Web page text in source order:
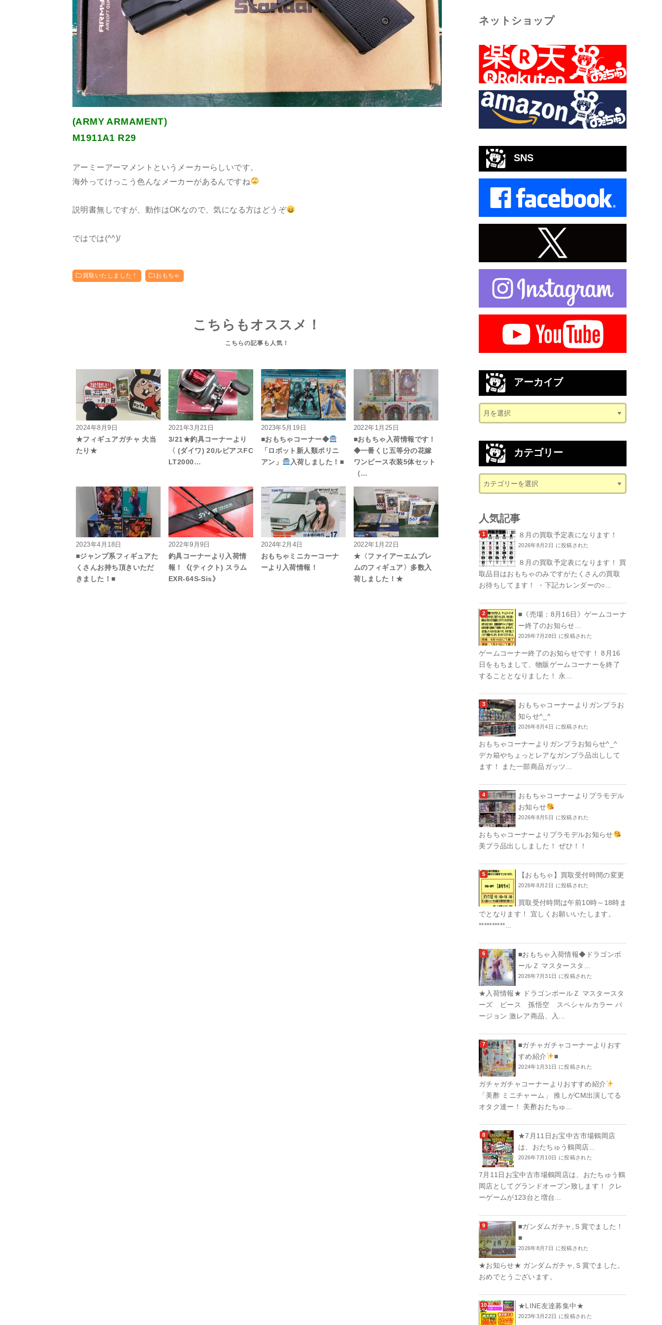
(ARMY ARMAMENT)
M1911A1 R29
アーミーアーマメントというメーカーらしいです。
海外ってけっこう色んなメーカーがあるんですね
説明書無しですが、動作はOKなので、気になる方はどうぞ
ではでは(^^)/
買取いたしました！ おもちゃ
こちらもオススメ！
2024年8月9日
★フィギュアガチャ 大当
たり★
2021年3月21日
3/21★釣具コーナーより
〈 (ダイワ) 20ルビアスFC
LT2000…
2023年5月19日
■おもちゃコーナー◆
「ロボット新人類ポリニ
アン」
入荷しました！■
2022年1月25日
■おもちゃ入荷情報です！
◆一番くじ五等分の花嫁
ワンピース衣装5体セット
（…
2023年4月18日
■ジャンプ系フィギュアた
くさんお持ち頂きいただ
きました！■
2022年9月9日
釣具コーナーより入荷情
報！《(ティクト) スラム
EXR-64S-Sis》
2024年2月4日
おもちゃミニカーコーナ
ーより入荷情報！
2022年1月22日
★〈ファイアーエムブレ
ムのフィギュア〉多数入
荷しました！★
ネットショップ
SNS
アーカイブ
カテゴリー
人気記事
８月の買取予定表になります！
2026年8月2日 に投稿された
８月の買取予定表になります！ 買
取品目はおもちゃのみですがたくさんの買取
お待ちしてます！ ・下記カレンダーの○...
■《売場：8月16日》ゲームコーナ
ー終了のお知らせ...
2026年7月28日 に投稿された
ゲームコーナー終了のお知らせです！ 8月16
日をもちまして、物販ゲームコーナーを終了
することとなりました！ 永...
おもちゃコーナーよりガンプラお
知らせ^_^
2026年8月4日 に投稿された
おもちゃコーナーよりガンプラお知らせ^_^
デカ箱やちょっとレアなガンプラ品出しして
ます！ また一部商品ガッツ...
おもちゃコーナーよりプラモデル
お知らせ
2026年8月5日 に投稿された
おもちゃコーナーよりプラモデルお知らせ
美プラ品出ししました！ ぜひ！！
【おもちゃ】買取受付時間の変更
2026年8月2日 に投稿された
買取受付時間は午前10時～18時ま
でとなります！ 宜しくお願いいたします。
**********...
■おもちゃ入荷情報◆ドラゴンボ
ールＺ マスタースタ...
2026年7月31日 に投稿された
★入荷情報★ ドラゴンボールＺ マスタースタ
ーズ ピース 孫悟空 スペシャルカラー バ
ージョン 激レア商品、入...
■ガチャガチャコーナーよりおす
すめ紹介
■
2024年1月31日 に投稿された
ガチャガチャコーナーよりおすすめ紹介
「美酢 ミニチャーム」 推しがCM出演してる
オタク達ー！ 美酢おたちゅ...
★7月11日お宝中古市場鶴岡店
は、おたちゅう鶴岡店...
2026年7月10日 に投稿された
7月11日お宝中古市場鶴岡店は、おたちゅう鶴
岡店としてグランドオープン致します！ クレ
ーゲームが123台と増台...
■ガンダムガチャ,Ｓ賞でました！
■
2026年8月7日 に投稿された
★お知らせ★ ガンダムガチャ,Ｓ賞でました。
おめでとうございます。
★LINE友達募集中★
2023年3月22日 に投稿された